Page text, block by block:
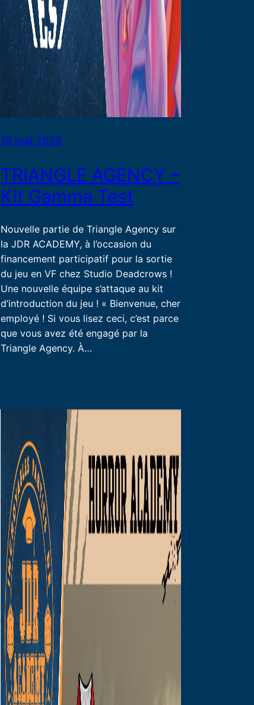
18 mai 2026
TRIANGLE AGENCY –
Kit Gamma Test
Nouvelle partie de Triangle Agency sur
la JDR ACADEMY, à l’occasion du
financement participatif pour la sortie
du jeu en VF chez Studio Deadcrows !
Une nouvelle équipe s’attaque au kit
d’introduction du jeu ! « Bienvenue, cher
employé ! Si vous lisez ceci, c’est parce
que vous avez été engagé par la
Triangle Agency. À…